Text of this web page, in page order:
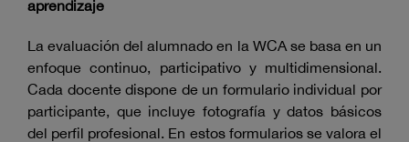
aprendizaje
La evaluación del alumnado en la WCA se basa en un
enfoque continuo, participativo y multidimensional.
Cada docente dispone de un formulario individual por
participante, que incluye fotografía y datos básicos
del perfil profesional. En estos formularios se valora el